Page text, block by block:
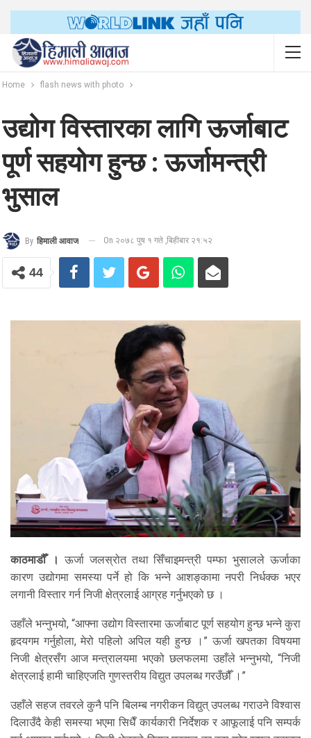
Home flash news with photo
उद्योग विस्तारका लागि ऊर्जाबाट
पूर्ण सहयोग हुन्छ : ऊर्जामन्त्री
भुसाल
By हिमाली आवाज On २०७८ पुष १ गते ,बिहीबार २१:५२
44
काठमाडौँ । ऊर्जा जलस्रोत तथा सिँचाइमन्त्री पम्फा भुसालले ऊर्जाका
कारण उद्योगमा समस्या पर्ने हो कि भन्ने आशङ्कामा नपरी निर्धक्क भएर
लगानी विस्तार गर्न निजी क्षेत्रलाई आग्रह गर्नुभएको छ ।
उहाँले भन्नुभयो, “आफ्ना उद्योग विस्तारमा ऊर्जाबाट पूर्ण सहयोग हुन्छ भन्ने कुरा
हृदयगम गर्नुहोला, मेरो पहिलो अपिल यही हुन्छ ।” ऊर्जा खपतका विषयमा
निजी क्षेत्रसँग आज मन्त्रालयमा भएको छलफलमा उहाँले भन्नुभयो, “निजी
क्षेत्रलाई हामी चाहिएजति गुणस्तरीय विद्युत उपलब्ध गरउँछौँ ।”
उहाँले सहज तवरले कुनै पनि बिलम्ब नगरीकन विद्युत् उपलब्ध गराउने विश्वास
दिलाउँदै केही समस्या भएमा सिधैँ कार्यकारी निर्देशक र आफूलाई पनि सम्पर्क